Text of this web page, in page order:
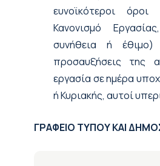
ευνοϊκότεροι
Κανονισμό
συνήθεια ή
προσαυξήσεις της
εργασία σε ημέρα
ή Κυριακής, αυτοί
ΓΡΑΦΕΙΟ ΤΥΠΟΥ ΚΑΙ